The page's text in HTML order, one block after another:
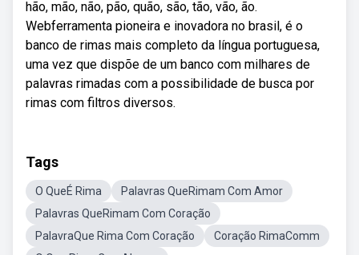
hão, mão, não, pão, quão, são, tão, vão, ão.
Webferramenta pioneira e inovadora no brasil, é o
banco de rimas mais completo da língua portuguesa,
uma vez que dispõe de um banco com milhares de
palavras rimadas com a possibilidade de busca por
rimas com filtros diversos.
Tags
O QueÉ Rima
Palavras QueRimam Com Amor
Palavras QueRimam Com Coração
PalavraQue Rima Com Coração
Coração RimaComm